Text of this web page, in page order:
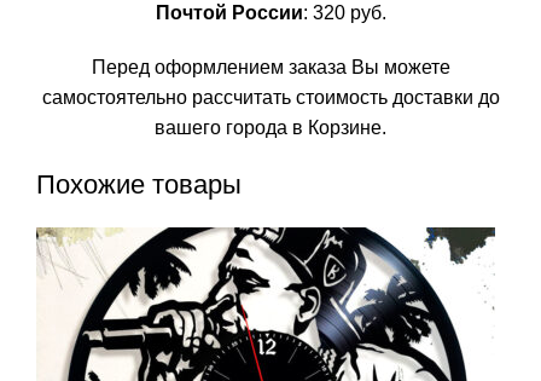
Почтой России: 320 руб.
Перед оформлением заказа Вы можете
самостоятельно рассчитать стоимость доставки до
вашего города в Корзине.
Похожие товары